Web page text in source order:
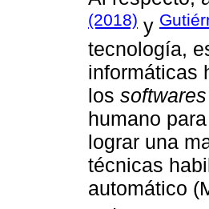
(2018) y
tecnología,
informáticas
los softwares
humano
lograr una
técnicas
automático